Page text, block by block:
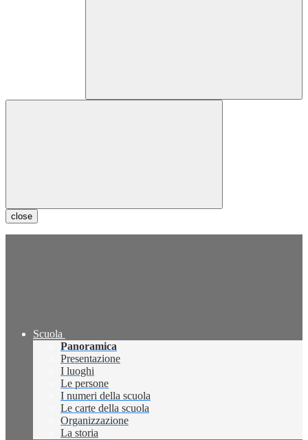
close
Scuola
Panoramica
Presentazione
I luoghi
Le persone
I numeri della scuola
Le carte della scuola
Organizzazione
La storia